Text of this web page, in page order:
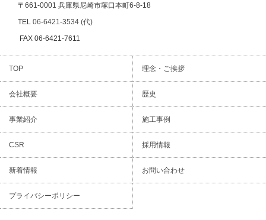
〒661-0001 兵庫県尼崎市塚口本町6-8-18
TEL 06-6421-3534 (代)
FAX 06-6421-7611
TOP 理念・ご挨拶
会社概要 歴史
事業紹介 施工事例
CSR 採用情報
新着情報 お問い合わせ
プライバシーポリシー